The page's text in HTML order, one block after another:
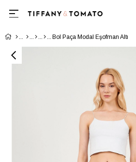
Bol Paça Modal Eşofman Altı